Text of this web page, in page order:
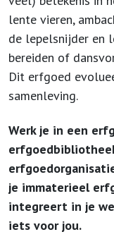
lente vieren,
de lepelsnijder en
bereiden of
Dit erfgoed
samenleving.
Werk je in een
je immaterieel
integreert in je
iets voor jou.